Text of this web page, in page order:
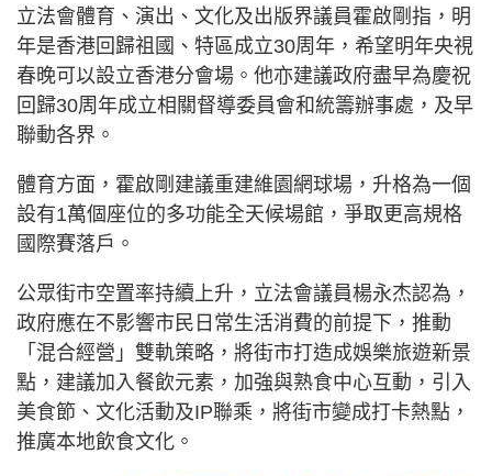
立法會體育、演出、文化及出版界議員霍啟剛指，明
年是香港回歸祖國、特區成立30周年，希望明年央視
春晚可以設立香港分會場。他亦建議政府盡早為慶祝
回歸30周年成立相關督導委員會和統籌辦事處，及早
聯動各界。
體育方面，霍啟剛建議重建維園網球場，升格為一個
設有1萬個座位的多功能全天候場館，爭取更高規格
國際賽落戶。
公眾街市空置率持續上升，立法會議員楊永杰認為，
政府應在不影響市民日常生活消費的前提下，推動
「混合經營」雙軌策略，將街市打造成娛樂旅遊新景
點，建議加入餐飲元素，加強與熟食中心互動，引入
美食節、文化活動及IP聯乘，將街市變成打卡熱點，
推廣本地飲食文化。